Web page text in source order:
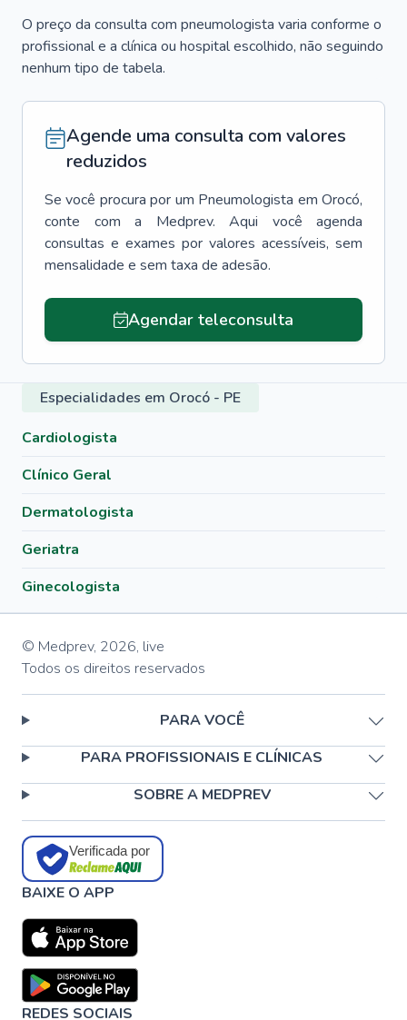
O preço da consulta com pneumologista varia conforme o
profissional e a clínica ou hospital escolhido, não seguindo
nenhum tipo de tabela.
Agende uma consulta com valores
reduzidos
Se você procura por um Pneumologista em Orocó,
conte com a Medprev. Aqui você agenda
consultas e exames por valores acessíveis, sem
mensalidade e sem taxa de adesão.
Agendar teleconsulta
Especialidades em Orocó - PE
Cardiologista
Clínico Geral
Dermatologista
Geriatra
Ginecologista
© Medprev, 2026, live
Todos os direitos reservados
PARA VOCÊ
PARA PROFISSIONAIS E CLÍNICAS
SOBRE A MEDPREV
Verificada por
BAIXE O APP
REDES SOCIAIS